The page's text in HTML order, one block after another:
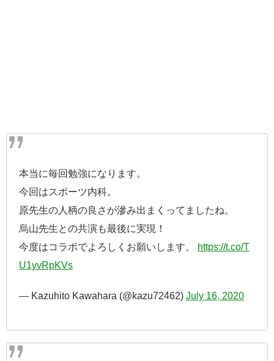
本当に毎回勉強になります。
今回はスポーツ内科。
原先生の人柄の良さが滲み出まくってましたね。
烏山先生との共演も最後に実現！
今度はコラボでよろしくお願いします。
https://t.co/T
U1yvRpKVs
— Kazuhito Kawahara (@kazu72462) July 16, 2020